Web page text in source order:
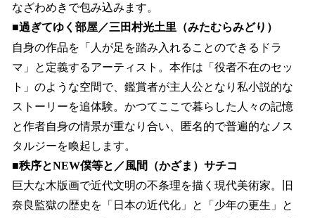
なざわめきで包み込みます。
■過ぎてゆく部屋／三田村光土里（みたむらみどり）
自身の作品を「人が足を踏み入れることのできるドラ
マ」と定義するアーティスト。本作は「役者不在のセッ
ト」のような空間で、鑑賞者が主人公となり私小説的な
ストーリーを追体験。かつてここで暮らした人々の記憶
と作者自身の情景が重なり合い、匿名的で普遍的なノス
タルジーを喚起します。
■秩序とNEW僕等と／風間（かざま）サチコ
巨大な木版画で近代文明の不条理を描く現代美術家。旧
奈良監獄の歴史を「日本の近代化」と「少年の更生」と